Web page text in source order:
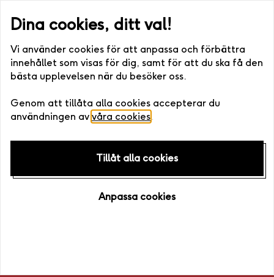
Dina cookies, ditt val!
Vi använder cookies för att anpassa och förbättra
innehållet som visas för dig, samt för att du ska få den
bästa upplevelsen när du besöker oss.
Genom att tillåta alla cookies accepterar du
användningen av våra cookies.
Tillåt alla cookies
Anpassa cookies